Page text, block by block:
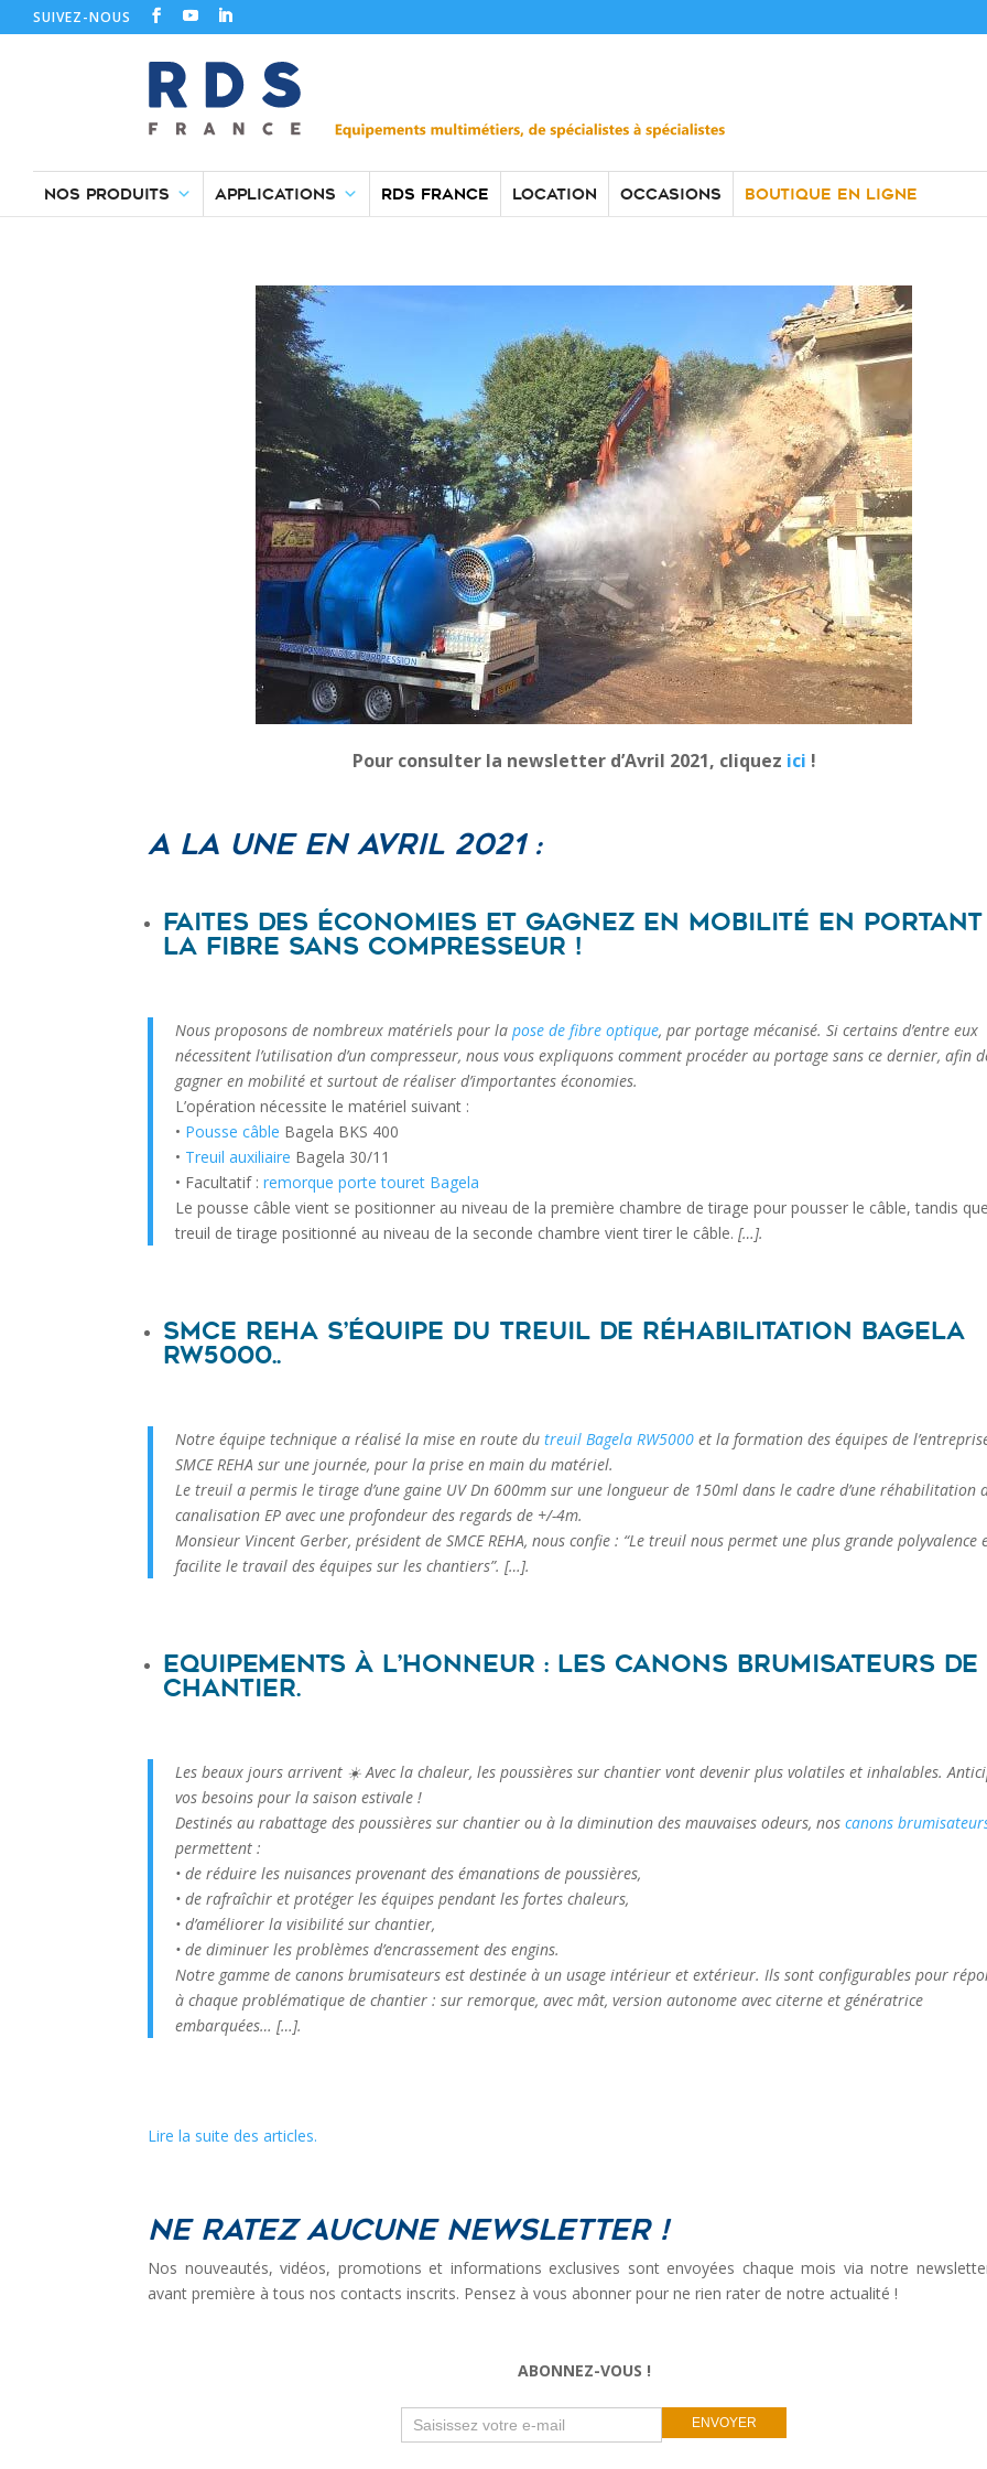
SUIVEZ-NOUS
NOS PRODUITS APPLICATIONS RDS FRANCE LOCATION OCCASIONS BOUTIQUE EN LIGNE
Newsletter RDS France – Avril 2021
Pour consulter la newsletter d’Avril 2021, cliquez ici !
A la une en Avril 2021 :
Faites des économies et gagnez en mobilité en portant
la fibre SANS compresseur !
Nous proposons de nombreux matériels pour lapose de fibre optique, par portage mécanisé. Si certains d’entre eux
nécessitent l’utilisation d’un compresseur, nous vous expliquons comment procéder au portage sans ce dernier, afin
gagner en mobilité et surtout de réaliser d’importantes économies.
L’opération nécessite le matériel suivant :
• Pousse câble Bagela BKS 400
• Treuil auxiliaire Bagela 30/11
• Facultatif :remorque porte touret Bagela
Le pousse câble vient se positionner au niveau de la première chambre de tirage pour pousser le câble, tandis
treuil de tirage positionné au niveau de la seconde chambre vient tirer le câble. […].
SMCE REHA s’équipe du treuil de réhabilitation Bagela
RW5000..
Notre équipe technique a réalisé la mise en route dutreuil Bagela RW5000 et la formation des équipes de
SMCE REHA sur une journée, pour la prise en main du matériel.
Le treuil a permis le tirage d’une gaine UV Dn 600mm sur une longueur de 150ml dans le cadre d’une réhabilitation
canalisation EP avec une profondeur des regards de +/-4m.
Monsieur Vincent Gerber, président de SMCE REHA, nous confie : “Le treuil nous permet une plus grande polyvalence
facilite le travail des équipes sur les chantiers”. […].
Equipements à l’honneur : Les canons brumisateurs de
chantier.
Les beaux jours arrivent ☀️ Avec la chaleur, les poussières sur chantier vont devenir plus volatiles et inhalables.
vos besoins pour la saison estivale !
Destinés au rabattage des poussières sur chantier ou à la diminution des mauvaises odeurs, noscanons
permettent :
• de réduire les nuisances provenant des émanations de poussières,
• de rafraîchir et protéger les équipes pendant les fortes chaleurs,
• d’améliorer la visibilité sur chantier,
• de diminuer les problèmes d’encrassement des engins.
Notre gamme de canons brumisateurs est destinée à un usage intérieur et extérieur. Ils sont configurables pour
à chaque problématique de chantier : sur remorque, avec mât, version autonome avec citerne et génératrice
embarquées… […].
Lire la suite des articles.
Ne ratez aucune newsletter !
Nos nouveautés, vidéos, promotions et informations exclusives sont envoyées chaque mois via notre
avant première à tous nos contacts inscrits. Pensez à vous abonner pour ne rien rater de notre actualité !
ABONNEZ-VOUS !
you
ENVOYER